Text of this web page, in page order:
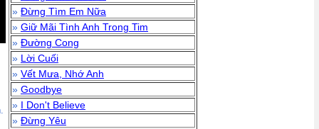
» Đừng Tìm Em Nữa
» Giữ Mãi Tình Anh Trong Tim
» Đường Cong
» Lời Cuối
» Vết Mưa, Nhớ Anh
» Goodbye
» I Don't Believe
» Đừng Yêu